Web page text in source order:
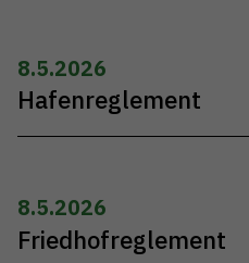
8.5.2026
Hafenreglement
8.5.2026
Friedhofreglement